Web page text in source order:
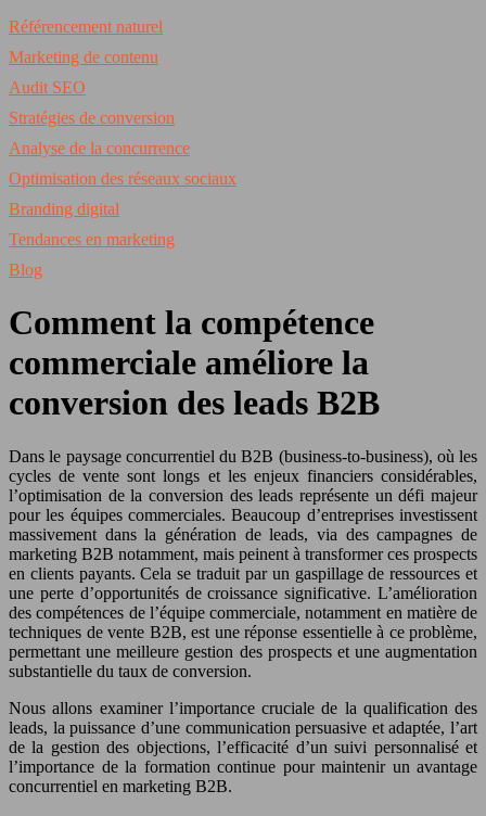
Référencement naturel
Marketing de contenu
Audit SEO
Stratégies de conversion
Analyse de la concurrence
Optimisation des réseaux sociaux
Branding digital
Tendances en marketing
Blog
Comment la compétence
commerciale améliore la
conversion des leads B2B
Dans le paysage concurrentiel du B2B (business-to-business), où les
cycles de vente sont longs et les enjeux financiers considérables,
l’optimisation de la conversion des leads représente un défi majeur
pour les équipes commerciales. Beaucoup d’entreprises investissent
massivement dans la génération de leads, via des campagnes de
marketing B2B notamment, mais peinent à transformer ces prospects
en clients payants. Cela se traduit par un gaspillage de ressources et
une perte d’opportunités de croissance significative. L’amélioration
des compétences de l’équipe commerciale, notamment en matière de
techniques de vente B2B, est une réponse essentielle à ce problème,
permettant une meilleure gestion des prospects et une augmentation
substantielle du taux de conversion.
Nous allons examiner l’importance cruciale de la qualification des
leads, la puissance d’une communication persuasive et adaptée, l’art
de la gestion des objections, l’efficacité d’un suivi personnalisé et
l’importance de la formation continue pour maintenir un avantage
concurrentiel en marketing B2B.